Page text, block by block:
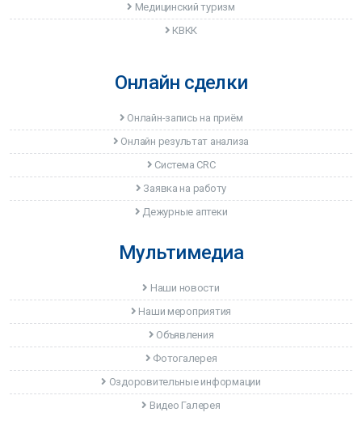
Медицинский туризм
КВКК
Онлайн сделки
Онлайн-запись на приём
Онлайн результат анализа
Система CRC
Заявка на работу
Дежурные аптеки
Мультимедиа
Наши новости
Наши мероприятия
Объявления
Фотогалерея
Оздоровительные информации
Видео Галерея